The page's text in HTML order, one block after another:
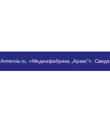
Armenia.ru , «Медиафабрика „Аракс“».